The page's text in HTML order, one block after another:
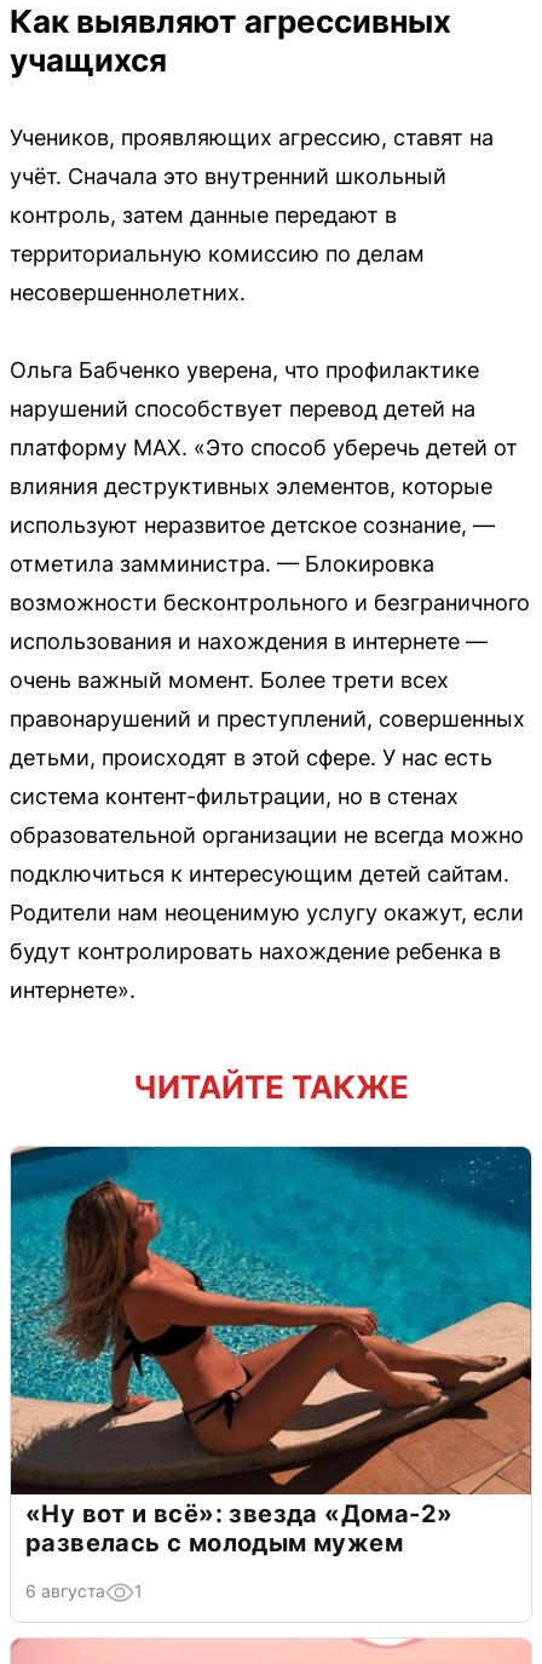
Как выявляют агрессивных
учащихся
Учеников, проявляющих агрессию, ставят на
учёт. Сначала это внутренний школьный
контроль, затем данные передают в
территориальную комиссию по делам
несовершеннолетних.
Ольга Бабченко уверена, что профилактике
нарушений способствует перевод детей на
платформу MAX. «Это способ уберечь детей от
влияния деструктивных элементов, которые
используют неразвитое детское сознание, —
отметила замминистра. — Блокировка
возможности бесконтрольного и безграничного
использования и нахождения в интернете —
очень важный момент. Более трети всех
правонарушений и преступлений, совершенных
детьми, происходят в этой сфере. У нас есть
система контент-фильтрации, но в стенах
образовательной организации не всегда можно
подключиться к интересующим детей сайтам.
Родители нам неоценимую услугу окажут, если
будут контролировать нахождение ребенка в
интернете».
ЧИТАЙТЕ ТАКЖЕ
«Ну вот и всё»: звезда «Дома-2»
развелась с молодым мужем
6 августа 1